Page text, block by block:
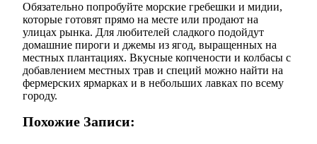
Обязательно попробуйте морские гребешки и мидии,
которые готовят прямо на месте или продают на
улицах рынка. Для любителей сладкого подойдут
домашние пироги и джемы из ягод, выращенных на
местных плантациях. Вкусные копчености и колбасы с
добавлением местных трав и специй можно найти на
фермерских ярмарках и в небольших лавках по всему
городу.
Похожие Записи: